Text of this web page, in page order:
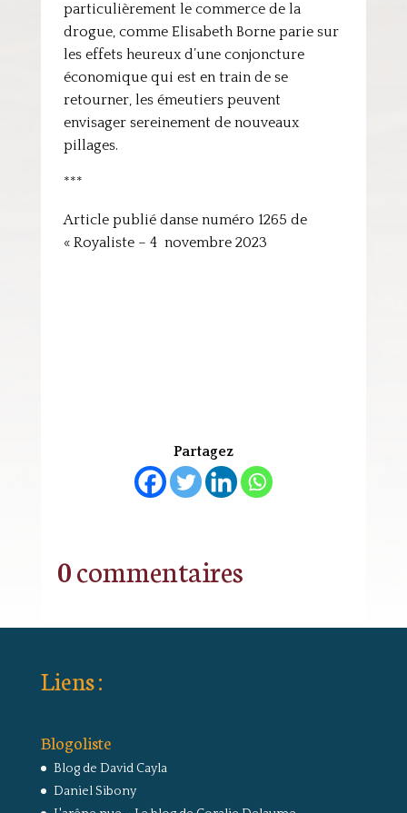
particulièrement le commerce de la
drogue, comme Elisabeth Borne parie sur
les effets heureux d’une conjoncture
économique qui est en train de se
retourner, les émeutiers peuvent
envisager sereinement de nouveaux
pillages.
***
Article publié danse numéro 1265 de
« Royaliste – 4 novembre 2023
Partagez
0 commentaires
Liens :
Blogoliste
Blog de David Cayla
Daniel Sibony